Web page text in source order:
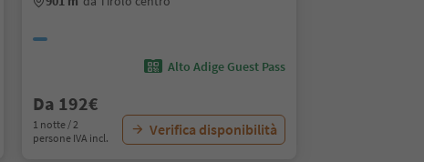
Alto Adige Guest Pass
Da 192€
1 notte / 2
persone IVA incl.
Verifica disponibilità